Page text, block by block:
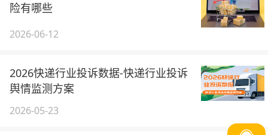
险有哪些
2026-06-12
2026快递行业投诉数据-快递行业投诉
舆情监测方案
2026-05-23